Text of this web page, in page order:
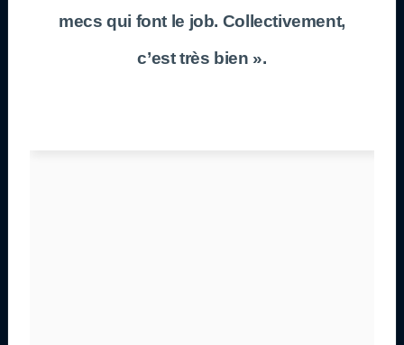
mecs qui font le job. Collectivement,
c’est très bien ».